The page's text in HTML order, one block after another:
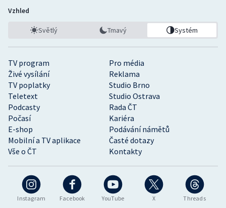
Instagram Facebook YouTube X Threads
TV program
Pro média
Živé vysílání
Reklama
TV poplatky
Studio Brno
Teletext
Studio Ostrava
Podcasty
Rada ČT
Počasí
Kariéra
E-shop
Podávání námětů
Mobilní a TV aplikace
Časté dotazy
Vše o ČT
Kontakty
Vzhled
Světlý Tmavý Systém